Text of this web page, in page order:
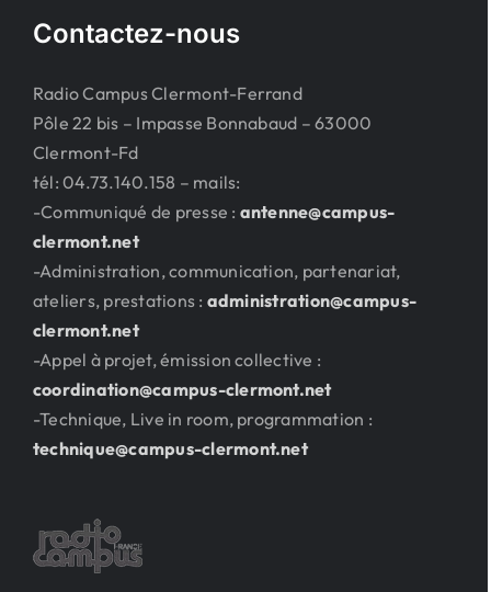
Contactez-nous
Radio Campus Clermont-Ferrand
Pôle 22 bis – Impasse Bonnabaud – 63000
Clermont-Fd
tél: 04.73.140.158 – mails:
-Communiqué de presse : antenne@campus-
clermont.net
-Administration, communication, partenariat,
ateliers, prestations : administration@campus-
clermont.net
-Appel à projet, émission collective :
coordination@campus-clermont.net
-Technique, Live in room, programmation :
technique@campus-clermont.net